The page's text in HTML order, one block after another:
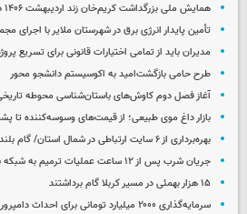
همایش ملی بزرگداشت کریم‌خان زند اردیبهشت ۱۴۰۶ در ملایر برگزار می‌شود
تأمین پایدار انرژی برق در شهرستان ملایر با اجرای
مدیران باید از تمامی اختیارات قانونی برای تسریع
طرح حامی بازگشت‌امید به اکوسیستم دانشجو محور
آغاز فصل دوم کاوش‌های باستان‌شناسی محوطه
بازار داغ موی طبیعی؛ از قیمت‌های وسوسه‌کننده تا
بهره‌برداری از ۶ سایت ارتباطی در شمال استان/ گام بلند ماکو به سوی کشاورزی هوشمند
جریان شرب پس از ۱۲ ساعت عملیات ترمیم به شبکه بازگشت
۱۵ هزار بهمئی در مسیر کربلا گام برداشتند
سرمایه‌گذاری ۲۰۰۰ میلیارد تومانی برای احداث دامپروری ۳۰۰۰ رأسی در همدان